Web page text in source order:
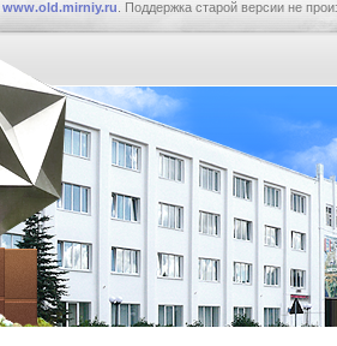
www.old.mirniy.ru . Поддержка старой версии не